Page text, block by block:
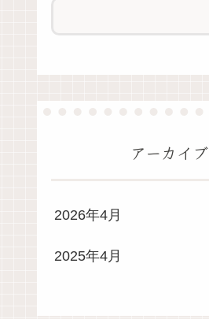
アーカイブ
2026年4月
2025年4月